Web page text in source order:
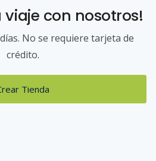
viaje con nosotros!
No se requiere tarjeta de
crédito.
Tienda